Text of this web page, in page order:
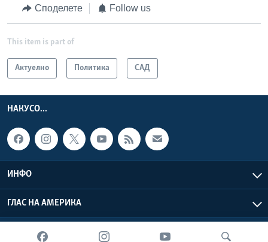
Споделете Follow us
This item is part of
Актуелно Политика САД
НАКУСО...
ИНФО
ГЛАС НА АМЕРИКА
Глас на Америка © 2026 VOA, Inc. Сите права задржани.